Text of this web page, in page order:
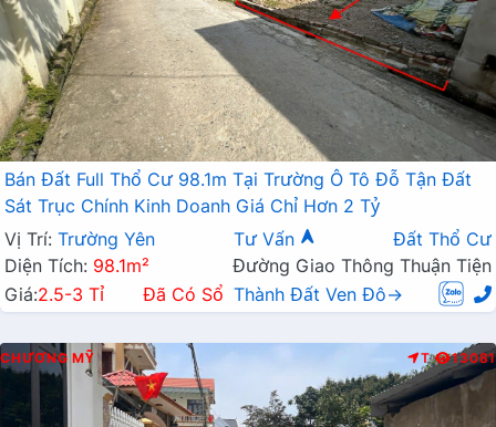
Bán Đất Full Thổ Cư 98.1m Tại Trường Ô Tô Đỗ Tận Đất
Sát Trục Chính Kinh Doanh Giá Chỉ Hơn 2 Tỷ
Vị Trí: Trường Yên Tư Vấn
Đất Thổ Cư
Diện Tích: 98.1m²
Đường Giao Thông Thuận Tiện
Giá:2.5-3 Tỉ Đã Có Sổ Thành Đất Ven Đô→
CHƯƠNG MỸ T 13081